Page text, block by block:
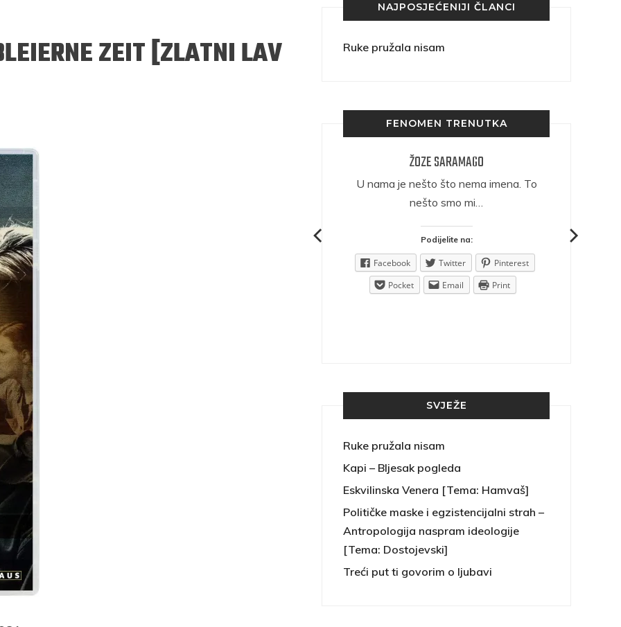
ZEIT [ZLATNI LAV
NAJPOSJEĆENIJI ČLANCI
Ruke pružala nisam
FENOMEN TRENUTKA
ŽOZE SARAMAGO
U nama je nešto što nema imena. To
nešto smo mi…
Podijelite na:
Facebook Twitter
Pinterest
Pocket
Email Print
JESENJIN
na življenje pod
navikli smo da užižemo
ikonama, ali ne i pred
čovjekom.
Podijelite na:
SVJEŽE
Ruke pružala nisam
Kapi – Bljesak pogleda
Eskvilinska Venera [Tema: Hamvaš]
Političke maske i egzistencijalni strah –
Antropologija naspram ideologije
[Tema: Dostojevski]
Treći put ti govorim o ljubavi